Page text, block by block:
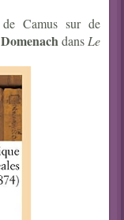
Camus sur de
dansLe